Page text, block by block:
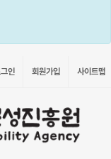
인 회원가입 사이트맵